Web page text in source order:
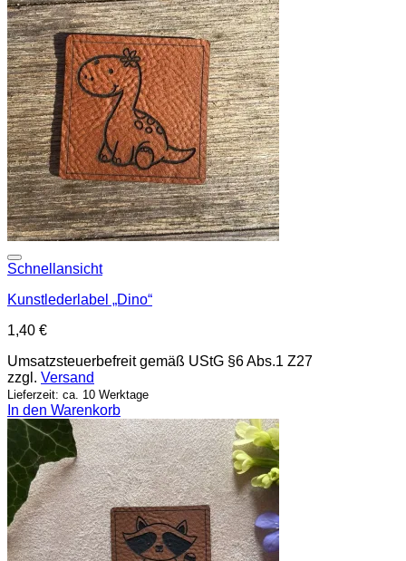
Schnellansicht
Kunstlederlabel „Dino“
1,40 €
Umsatzsteuerbefreit gemäß UStG §6 Abs.1 Z27
zzgl. Versand
Lieferzeit: ca. 10 Werktage
In den Warenkorb